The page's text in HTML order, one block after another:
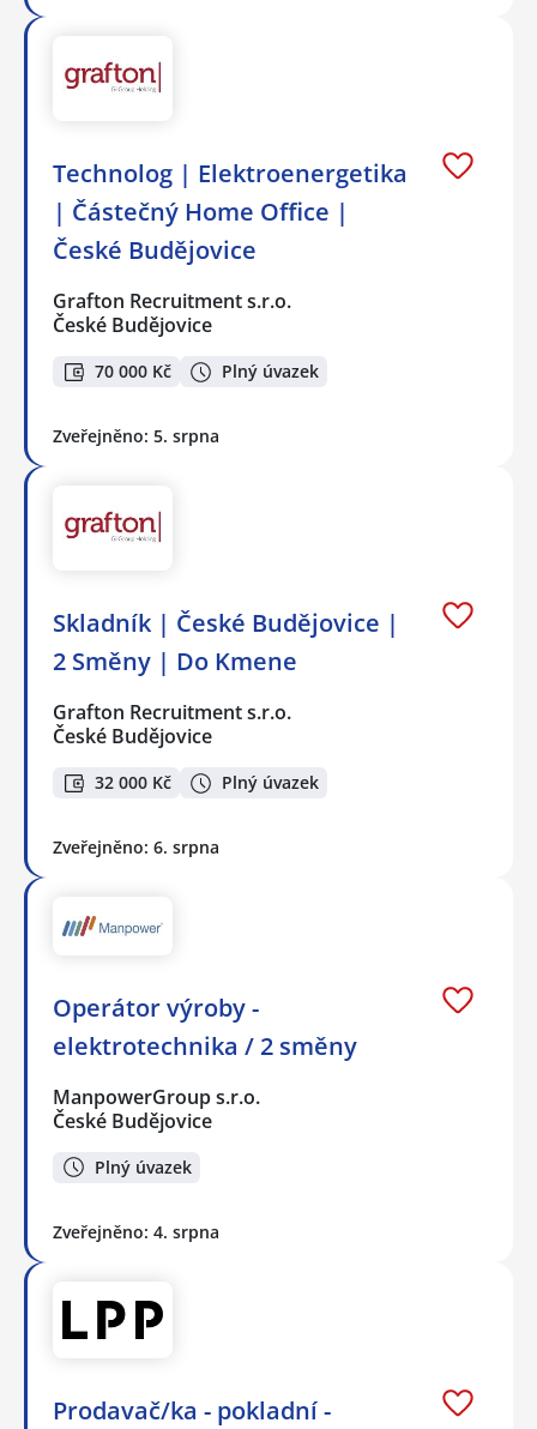
Technolog | Elektroenergetika
| Částečný Home Office |
České Budějovice
Grafton Recruitment s.r.o.
České Budějovice
70 000 Kč Plný úvazek
Zveřejněno: 5. srpna
Skladník | České Budějovice |
2 Směny | Do Kmene
Grafton Recruitment s.r.o.
České Budějovice
32 000 Kč Plný úvazek
Zveřejněno: 6. srpna
Operátor výroby -
elektrotechnika / 2 směny
ManpowerGroup s.r.o.
České Budějovice
Plný úvazek
Zveřejněno: 4. srpna
Prodavač/ka - pokladní -